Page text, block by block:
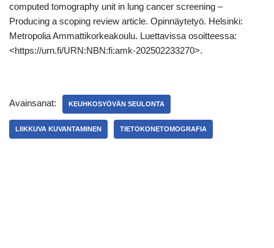
computed tomography unit in lung cancer screening –
Producing a scoping review article. Opinnäytetyö. Helsinki:
Metropolia Ammattikorkeakoulu. Luettavissa osoitteessa:
<https://urn.fi/URN:NBN:fi:amk-202502233270>.
Avainsanat: KEUHKOSYÖVÄN SEULONTA
LIIKKUVA KUVANTAMINEN TIETOKONETOMOGRAFIA